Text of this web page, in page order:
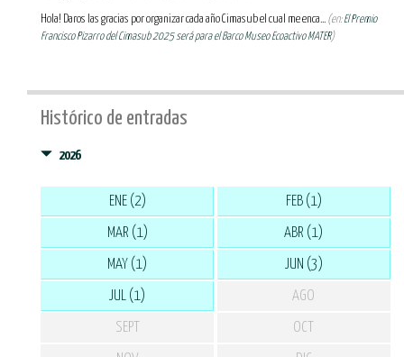
Hola! Daros las gracias por organizar cada año Cimasub el cual me enca... (en:El Premio
Francisco Pizarro del Cimasub 2025 será para el Barco Museo Ecoactivo MATER)
Histórico de entradas
2026
ENE (2) FEB (1)
MAR (1) ABR (1)
MAY (1) JUN (3)
JUL (1) AGO
SEPT OCT